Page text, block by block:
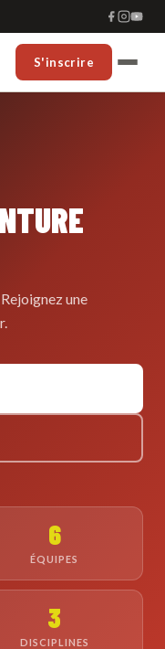
S'inscrire
une
6
ÉQUIPES
3
DISCIPLINES